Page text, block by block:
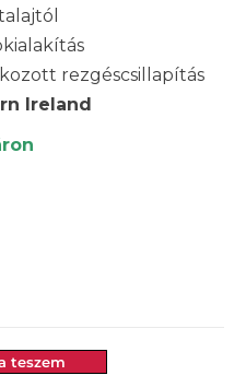
rezgéscsillapítás
Ireland
teszem